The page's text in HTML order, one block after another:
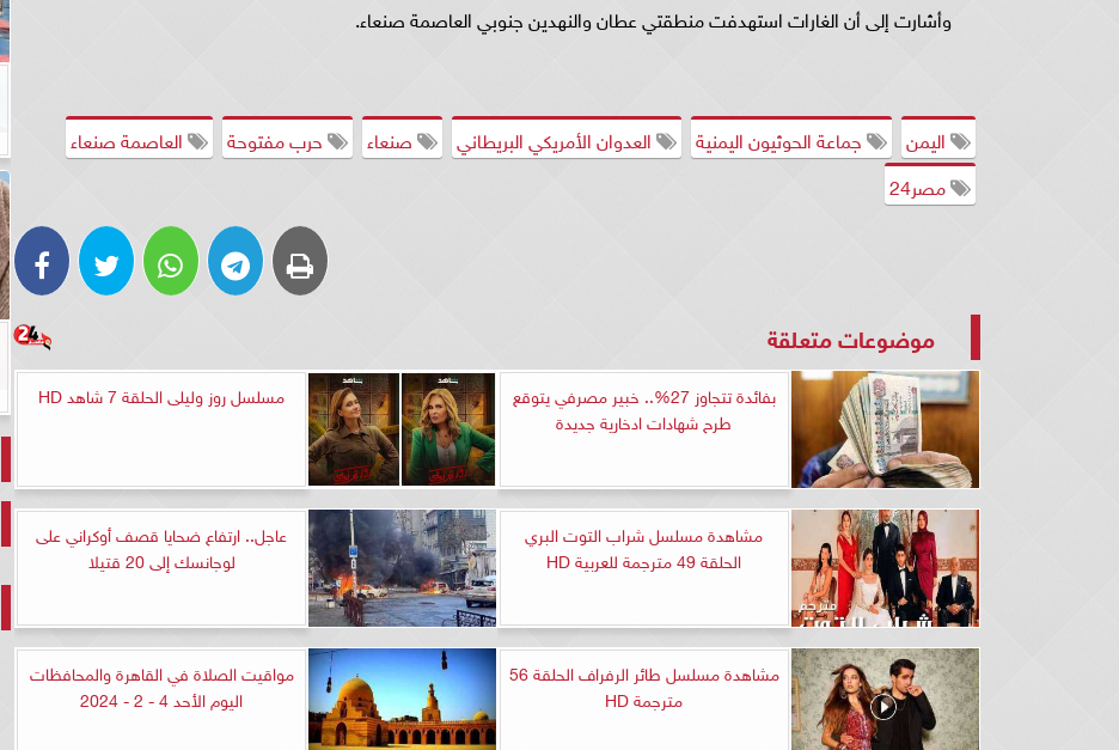
وأشارت إلى أن الغارات استهدفت منطقتي عطان والنهدين جنوبي العاصمة صنعاء.
اليمن جماعة الحوثيون اليمنية العدوان الأمريكي البريطاني صنعاء حرب مفتوحة
العاصمة صنعاء
مصر24
موضوعات متعلقة
بفائدة تتجاوز 27%.. خبير مصرفي يتوقع
طرح شهادات ادخارية جديدة
مسلسل روز وليلى الحلقة 7 شاهد HD
مشاهدة مسلسل شراب التوت البري
الحلقة 49 مترجمة للعربية HD
عاجل.. ارتفاع ضحايا قصف أوكراني على
لوجانسك إلى 20 قتيلا
مشاهدة مسلسل طائر الرفراف الحلقة 56
مترجمة HD
مواقيت الصلاة في القاهرة والمحافظات
اليوم الأحد 4 - 2 - 2024